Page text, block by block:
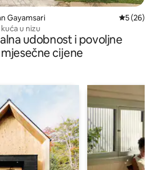
Gayamsari Prosječna
5 (26)
u nizu
udobnost i povoljne
mjesečne cijene